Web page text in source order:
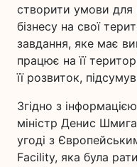
створити умови для
бізнесу на свої
завдання, яке має
працює на її
її розвиток,
Згідно з
міністр Денис
угоді з
Facility, яка була